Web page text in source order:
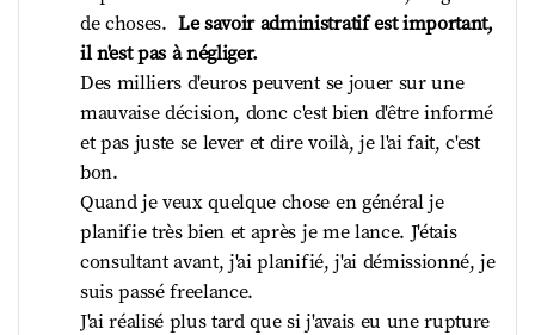
problème majeur : la mise à jour de leur CMS
interne. À l'époque, il était largement utilisé et
considéré comme la référence, mais aujourd'hui,
il est devenu obsolète, lourd et extrêmement
Lorsque vous sensibilisez les gens, il est important
de vous référer à ces problèmes spécifiques qui
les affectent au quotidien, et de construire votre
histoire autour de cela. Par exemple :
"En résolvant ce problème de cette manière, vous
n'aurez plus à passer trois heures à recréer des
professionnelles et ensuite, autant que
possible, d'identifier soit une agence, soit
des freelances, mais en tout cas d'avoir des
points de contact fixes, de ne pas varier en
permanence les personnes qui traduisent,
c'est assez crucial.
pas tirer les prix vers le bas parce que tu
vas trouver des agences peu scrupuleuses
qui paient très mal leurs équipes. Si tu as
une petite connaissance des métiers de la
de choses. Le savoir administratif est important,
il n'est pas à négliger.
Des milliers d'euros peuvent se jouer sur une
mauvaise décision, donc c'est bien d'être informé
et pas juste se lever et dire voilà, je l'ai fait, c'est
Quand je veux quelque chose en général je
planifie très bien et après je me lance. J'étais
consultant avant, j'ai planifié, j'ai démissionné, je
J'ai réalisé plus tard que si j'avais eu une rupture